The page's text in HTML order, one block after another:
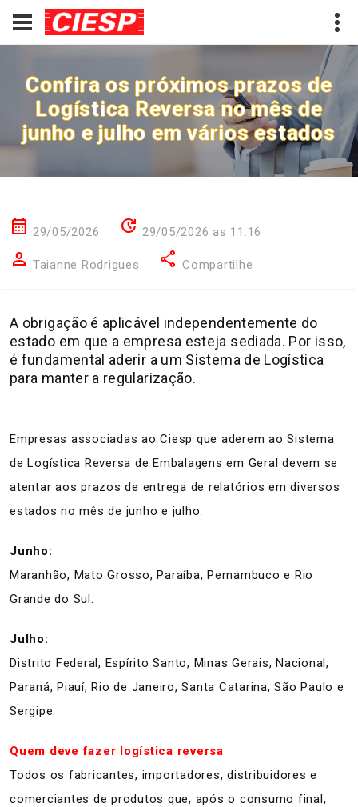
Confira os próximos prazos de
Logística Reversa no mês de
junho e julho em vários estados
calendar_month 29/05/2026 update 29/05/2026 as 11:16
person Taianne Rodrigues share Compartilhe
A obrigação é aplicável independentemente do
estado em que a empresa esteja sediada. Por isso,
é fundamental aderir a um Sistema de Logística
para manter a regularização.
Empresas associadas ao Ciesp que aderem ao Sistema
de Logística Reversa de Embalagens em Geral devem se
atentar aos prazos de entrega de relatórios em diversos
estados no mês de junho e julho.
Junho:
Maranhão, Mato Grosso, Paraíba, Pernambuco e Rio
Grande do Sul.
Julho:
Distrito Federal, Espírito Santo, Minas Gerais, Nacional,
Paraná, Piauí, Rio de Janeiro, Santa Catarina, São Paulo e
Sergipe.
Quem deve fazer logística reversa
Todos os fabricantes, importadores, distribuidores e
comerciantes de produtos que, após o consumo final,